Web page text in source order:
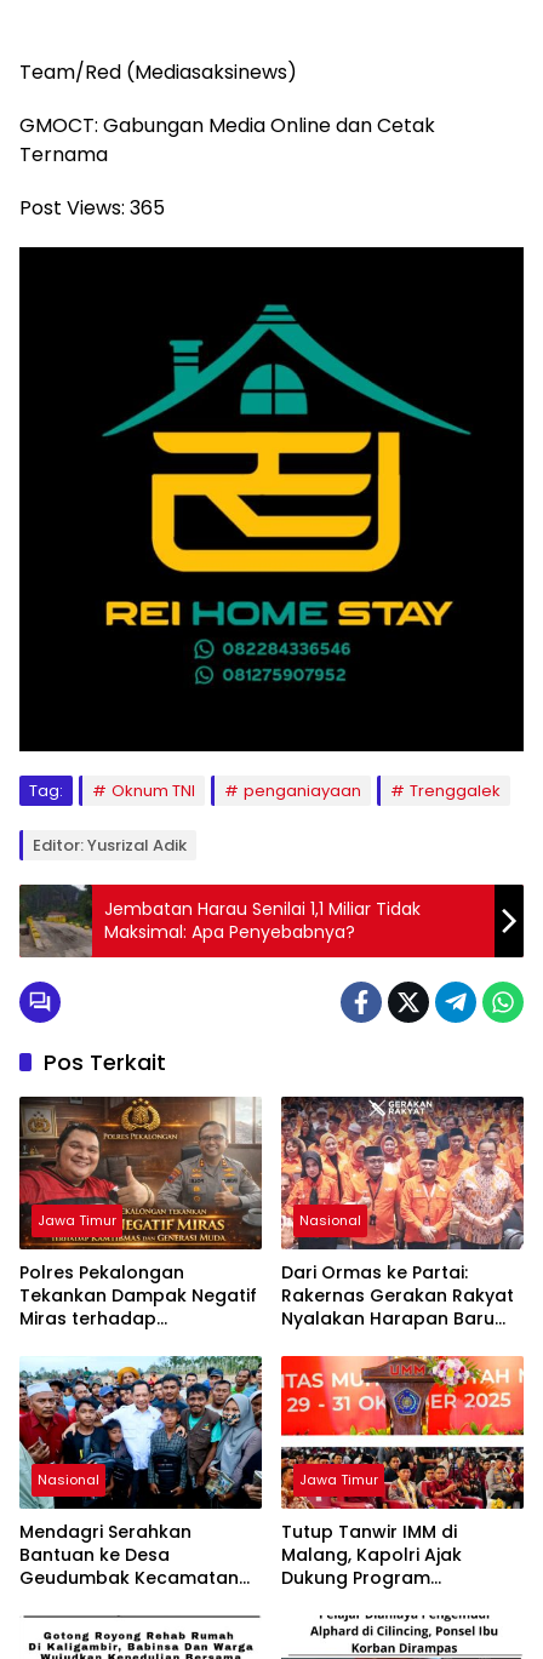
Team/Red (Mediasaksinews)
GMOCT: Gabungan Media Online dan Cetak
Ternama
Post Views: 365
Tag: Oknum TNI penganiayaan Trenggalek
Editor: Yusrizal Adik
Jembatan Harau Senilai 1,1 Miliar Tidak
Maksimal: Apa Penyebabnya?
Pos Terkait
Jawa Timur
Polres Pekalongan
Tekankan Dampak Negatif
Miras terhadap
Muda
Nasional
Dari Ormas ke Partai:
Rakernas Gerakan Rakyat
Nyalakan Harapan Baru
Nasional
Mendagri Serahkan
Bantuan ke Desa
Geudumbak Kecamatan
Jawa Timur
Tutup Tanwir IMM di
Malang, Kapolri Ajak
Dukung Program